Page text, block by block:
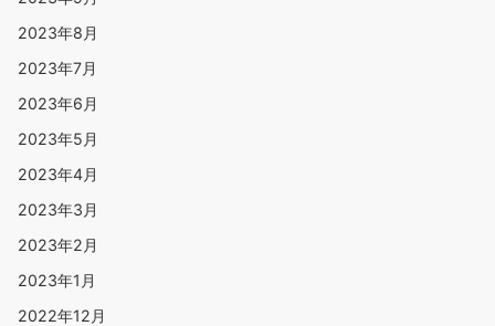
2023年8月
2023年7月
2023年6月
2023年5月
2023年4月
2023年3月
2023年2月
2023年1月
2022年12月